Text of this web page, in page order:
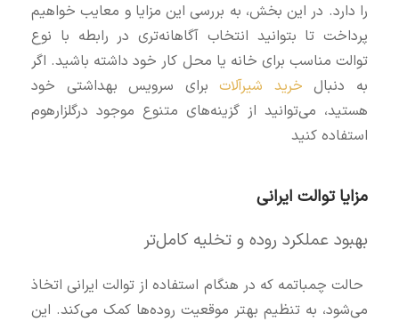
را دارد. در این بخش، به بررسی این مزایا و معایب خواهیم
پرداخت تا بتوانید انتخاب آگاهانه‌تری در رابطه با نوع
توالت مناسب برای خانه یا محل کار خود داشته باشید. اگر
به دنبال خرید شیرآلاتبرای سرویس بهداشتی خود
هستید، می‌توانید از گزینه‌های متنوع موجود درگلزارهوم
استفاده کنید
مزایا توالت ایرانی
بهبود عملکرد روده و تخلیه کامل‌تر
حالت چمباتمه که در هنگام استفاده از توالت ایرانی اتخاذ
می‌شود، به تنظیم بهتر موقعیت روده‌ها کمک می‌کند. این